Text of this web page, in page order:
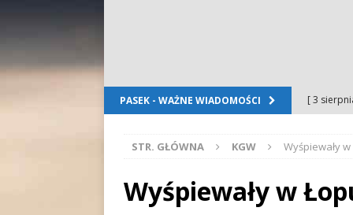
PASEK - WAŻNE WIADOMOŚCI [ 3
[ 2
[ 2
STR. GŁÓWNA KGW Wyśpiewały
Wyśpiewały w